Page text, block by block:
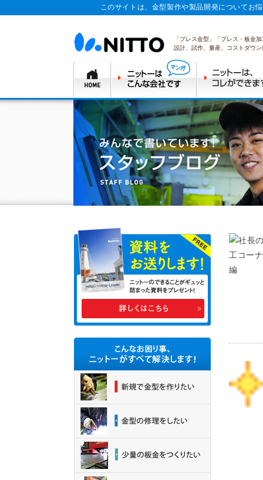
このサイトは、金型製作や製品開発についてお
「プレス金型」「プレス・板金
設計、試作、量産、コストダウ